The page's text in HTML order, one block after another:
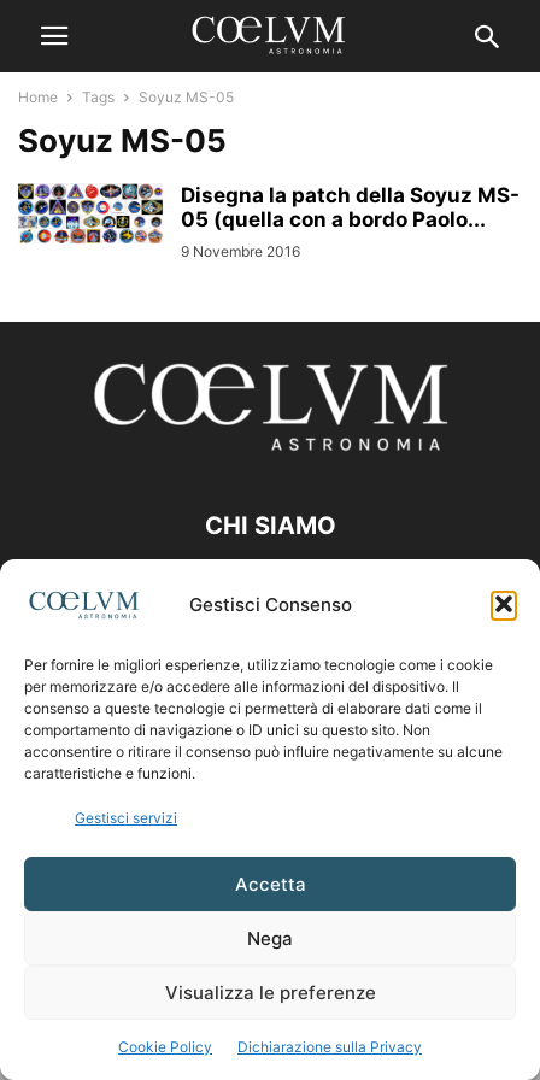
Gestisci Consenso
Per fornire le migliori esperienze, utilizziamo tecnologie come i cookie
per memorizzare e/o accedere alle informazioni del dispositivo. Il
consenso a queste tecnologie ci permetterà di elaborare dati come il
comportamento di navigazione o ID unici su questo sito. Non
acconsentire o ritirare il consenso può influire negativamente su alcune
caratteristiche e funzioni.
Gestisci servizi
Accetta
Nega
Visualizza le preferenze
Cookie Policy Dichiarazione sulla Privacy
Home Tags Soyuz MS-05
Soyuz MS-05
Disegna la patch della Soyuz MS-
05 (quella con a bordo Paolo...
9 Novembre 2016
CHI SIAMO
Contattaci:coelumastro@coelum.com
SEGUICI